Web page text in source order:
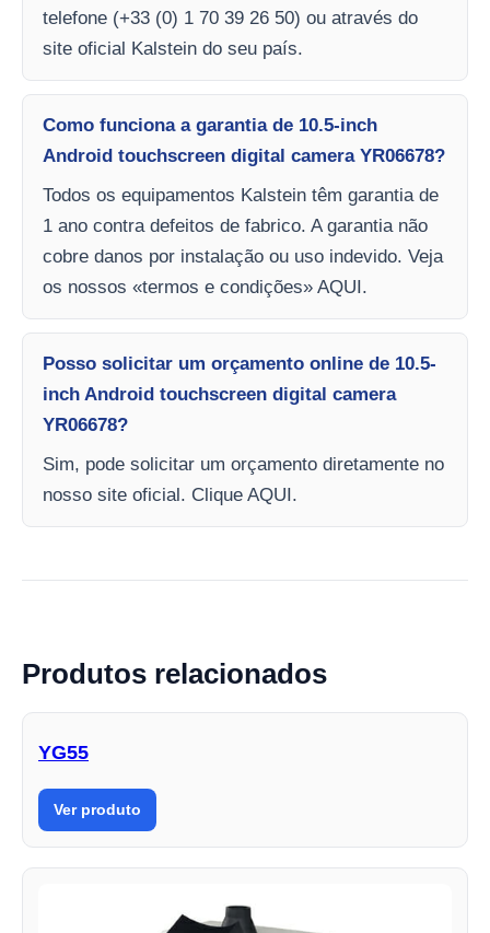
telefone (+33 (0) 1 70 39 26 50) ou através do
site oficial Kalstein do seu país.
Como funciona a garantia de 10.5-inch
Android touchscreen digital camera YR06678?
Todos os equipamentos Kalstein têm garantia de
1 ano contra defeitos de fabrico. A garantia não
cobre danos por instalação ou uso indevido. Veja
os nossos «termos e condições» AQUI.
Posso solicitar um orçamento online de 10.5-
inch Android touchscreen digital camera
YR06678?
Sim, pode solicitar um orçamento diretamente no
nosso site oficial. Clique AQUI.
Produtos relacionados
YG55
Ver produto